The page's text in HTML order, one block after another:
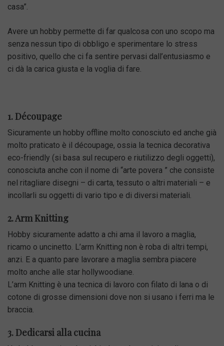
casa”.
Avere un hobby permette di far qualcosa con uno scopo ma
senza nessun tipo di obbligo e sperimentare lo stress
positivo, quello che ci fa sentire pervasi dall’entusiasmo e
ci dà la carica giusta e la voglia di fare.
1. Découpage
Sicuramente un hobby offline molto conosciuto ed anche già
molto praticato è il découpage, ossia la tecnica decorativa
eco-friendly (si basa sul recupero e riutilizzo degli oggetti),
conosciuta anche con il nome di “arte povera ” che consiste
nel ritagliare disegni – di carta, tessuto o altri materiali – e
incollarli su oggetti di vario tipo e di diversi materiali.
2. Arm Knitting
Hobby sicuramente adatto a chi ama il lavoro a maglia,
ricamo o uncinetto. L’arm Knitting non è roba di altri tempi,
anzi. E a quanto pare lavorare a maglia sembra piacere
molto anche alle star hollywoodiane.
L’arm Knitting è una tecnica di lavoro con filato di lana o di
cotone di grosse dimensioni dove non si usano i ferri ma le
braccia.
3. Dedicarsi alla cucina